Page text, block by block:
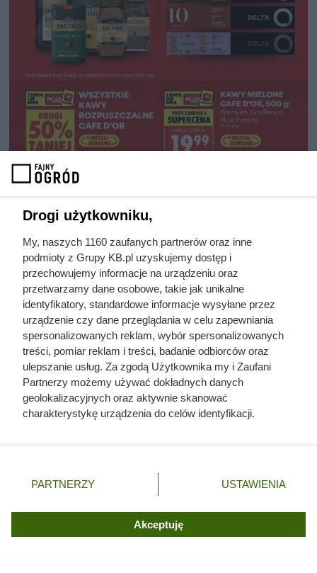
Wszystkie kawy Jacobs z rabatem "drugi 60% taniej", fot.
Opracowanie własne na podstawie gazetki promocyjnej Biedronki
z dn. 3-8.08
Drogi użytkowniku,
My, naszych 1160 zaufanych partnerów oraz inne
podmioty z Grupy KB.pl uzyskujemy dostęp i
przechowujemy informacje na urządzeniu oraz
przetwarzamy dane osobowe, takie jak unikalne
identyfikatory, standardowe informacje wysyłane przez
urządzenie czy dane przeglądania w celu zapewniania
spersonalizowanych reklam, wybór spersonalizowanych
treści, pomiar reklam i treści, badanie odbiorców oraz
ulepszanie usług. Za zgodą Użytkownika my i Zaufani
Partnerzy możemy używać dokładnych danych
geolokalizacyjnych oraz aktywnie skanować
charakterystykę urządzenia do celów identyfikacji.
zmienić/wycofać klikając przycisk ustawień prywatności
znajdujący się w lewym dolnym rogu strony. Niektóre
użytkownika, ale masz prawo sprzeciwić się takiemu
przetwarzaniu. Preferencje będą miały zastosowania tylko
PARTNERZY USTAWIENIA
Akceptuję